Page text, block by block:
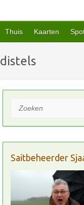
Thuis Kaarten
distels
Zoeken
Saitbeheerder